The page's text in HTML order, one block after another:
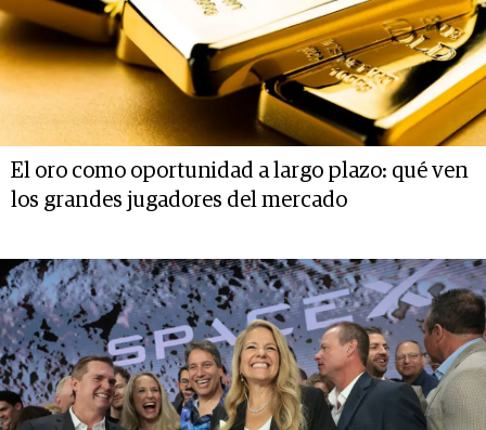
El oro como oportunidad a largo plazo: qué ven
los grandes jugadores del mercado